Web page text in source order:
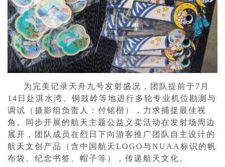
为完美记录天舟九号发射盛况，团队提前于7月
14日赴淇水湾、铜鼓岭等地进行多轮专业机位勘测与
调试（摄影组负责人：付铭楷），力求捕捉最佳视
角。同步开展的航天主题公益义卖活动在发射场周边
展开，团队成员在烈日下向游客推广团队自主设计的
航天文创产品（含中国航天LOGO与NUAA标识的帆
布袋、纪念书签、帽子等），传递航天文化。